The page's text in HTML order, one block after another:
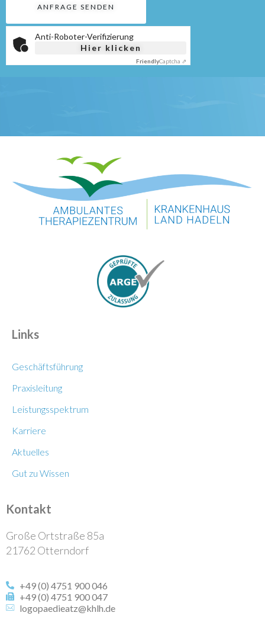
Anti-Roboter-Verifizierung
Hier klicken
FriendlyCaptcha ⇗
Links
Geschäftsführung
Praxisleitung
Leistungsspektrum
Karriere
Aktuelles
Gut zu Wissen
Kontakt
Große Ortstraße 85a
21762 Otterndorf
+49 (0) 4751 900 046
+49 (0) 4751 900 047
logopaedieatz@khlh.de